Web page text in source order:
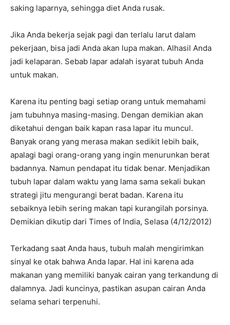
saking laparnya, sehingga diet Anda rusak.
Jika Anda bekerja sejak pagi dan terlalu larut dalam
pekerjaan, bisa jadi Anda akan lupa makan. Alhasil Anda
jadi kelaparan. Sebab lapar adalah isyarat tubuh Anda
untuk makan.
Karena itu penting bagi setiap orang untuk memahami
jam tubuhnya masing-masing. Dengan demikian akan
diketahui dengan baik kapan rasa lapar itu muncul.
Banyak orang yang merasa makan sedikit lebih baik,
apalagi bagi orang-orang yang ingin menurunkan berat
badannya. Namun pendapat itu tidak benar. Menjadikan
tubuh lapar dalam waktu yang lama sama sekali bukan
strategi jitu mengurangi berat badan. Karena itu
sebaiknya lebih sering makan tapi kurangilah porsinya.
Demikian dikutip dari Times of India, Selasa (4/12/2012)
Terkadang saat Anda haus, tubuh malah mengirimkan
sinyal ke otak bahwa Anda lapar. Hal ini karena ada
makanan yang memiliki banyak cairan yang terkandung di
dalamnya. Jadi kuncinya, pastikan asupan cairan Anda
selama sehari terpenuhi.